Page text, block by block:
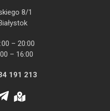
8/1
– 20:00
– 16:00
191 213